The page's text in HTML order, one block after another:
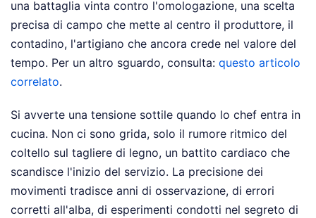
una battaglia vinta contro l'omologazione, una scelta
precisa di campo che mette al centro il produttore, il
contadino, l'artigiano che ancora crede nel valore del
tempo. Per un altro sguardo, consulta: questo articolo
correlato.
Si avverte una tensione sottile quando lo chef entra in
cucina. Non ci sono grida, solo il rumore ritmico del
coltello sul tagliere di legno, un battito cardiaco che
scandisce l'inizio del servizio. La precisione dei
movimenti tradisce anni di osservazione, di errori
corretti all'alba, di esperimenti condotti nel segreto di